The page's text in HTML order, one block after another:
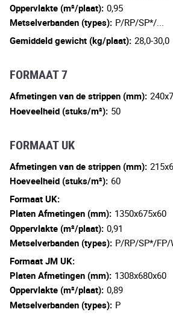
Oppervlakte (m²/plaat): 0,95
Metselverbanden (types): P/RP/SP*/...
Gemiddeld gewicht (kg/plaat): 28,0-30,0
FORMAAT 7
Afmetingen van de strippen (mm):
Hoeveelheid (stuks/m²): 50
FORMAAT UK
Afmetingen van de strippen (mm):
Hoeveelheid (stuks/m²): 60
Formaat UK:
Platen Afmetingen (mm): 1350x675x60
Oppervlakte (m²/plaat): 0,91
Metselverbanden (types): P/RP/SP*/FP/
Formaat JM UK:
Platen Afmetingen (mm): 1308x680x60
Oppervlakte (m²/plaat): 0,89
Metselverbanden (types): P